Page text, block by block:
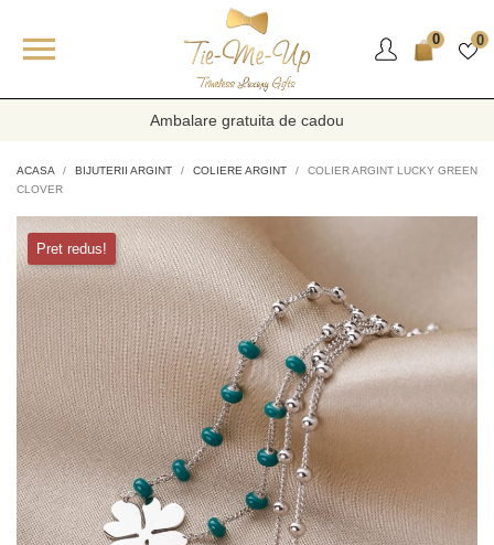
 0 0
Ambalare gratuita de cadou
ACASA BIJUTERII ARGINT COLIERE ARGINT
COLIER ARGINT LUCKY GREEN
CLOVER
Pret redus!